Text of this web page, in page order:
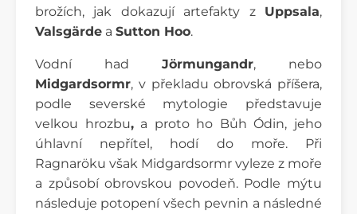
brožích, jak dokazují artefakty z Uppsala,
Valsgärde a Sutton Hoo.
Vodní had Jörmungandr, nebo
Midgardsormr, v překladu obrovská příšera,
podle severské mytologie představuje
velkou hrozbu,a proto ho Bůh Ódin, jeho
úhlavní nepřítel, hodí do moře. Při
Ragnaröku však Midgardsormr vyleze z moře
a způsobí obrovskou povodeň. Podle mýtu
následuje potopení všech pevnin a následné